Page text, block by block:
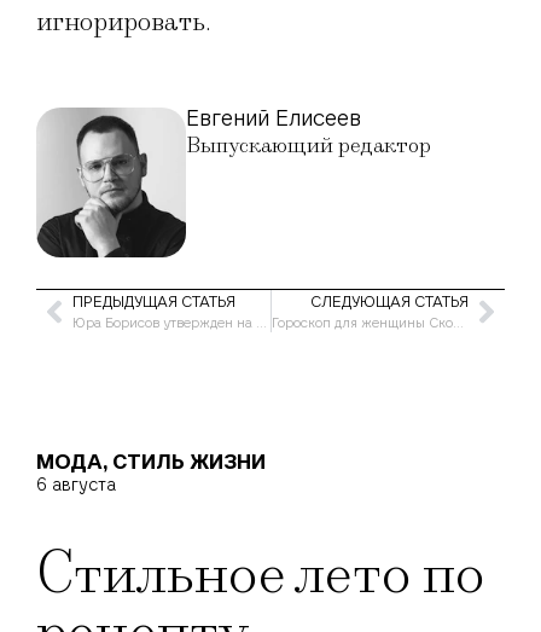
игнорировать.
Евгений Елисеев
Выпускающий редактор
ПРЕДЫДУЩАЯ СТАТЬЯ
Юра Борисов утвержден на роль в фильме о драме в OpenAI
СЛЕДУЮЩАЯ СТАТЬЯ
Гороскоп для женщины Скорпиона на сентябрь 2025 года
МОДА, СТИЛЬ ЖИЗНИ
6 августа
Стильное лето по